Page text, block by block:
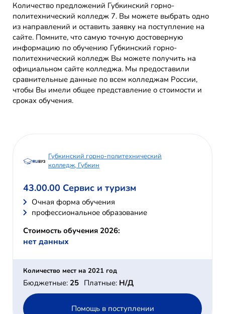
Количество предложений Губкинский горно-
политехнический колледж 7. Вы можете выбрать одно
из направлений и оставить заявку на поступление на
сайте. Помните, что самую точную достоверную
информацию по обучению Губкинский горно-
политехнический колледж Вы можете получить на
официальном сайте колледжа. Мы предоставили
сравнительные данные по всем колледжам России,
чтобы Вы имели общее представление о стоимости и
сроках обучения.
Губкинский горно-политехнический
колледж, Губкин
43.00.00 Сервис и туризм
Очная форма обучения
профессиональное образование
Стоимость обучения 2026:
нет данных
Количество мест на 2021 год
Бюджетные: 25 Платные: Н/Д
Помощь в поступлении